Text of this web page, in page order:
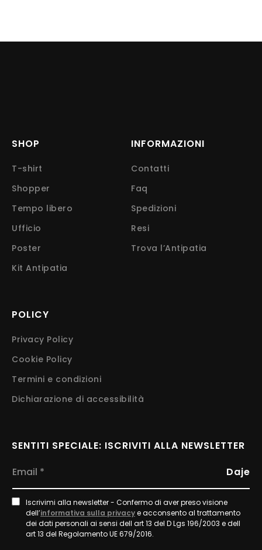
SHOP
T-shirt
Shopper
Tempo libero
Ufficio
Poster
Kit Antipatia
INFORMAZIONI
Contatti
Faq
Spedizioni
Resi
Trova l’Antipatia
POLICY
Privacy Policy
Cookie Policy
Termini e condizioni
Dichiarazione di accessibilità
SENTITI SPECIALE: ISCRIVITI ALLA NEWSLETTER
E
m
a
i
P
Iscrivimi alla newsletter - Confermo di aver preso visione
dell’informativa sulla privacye acconsento al trattamento
dei dati personali ai sensi dell art 13 del D Lgs 196/2003 e dell
art 13 del Regolamento UE 679/2016.
Daje